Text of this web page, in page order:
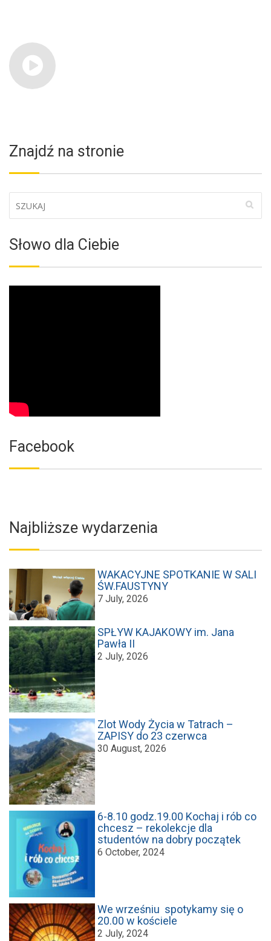
Znajdź na stronie
Słowo dla Ciebie
Facebook
Najbliższe wydarzenia
WAKACYJNE SPOTKANIE W SALI
ŚW.FAUSTYNY
7 July, 2026
SPŁYW KAJAKOWY im. Jana
Pawła II
2 July, 2026
Zlot Wody Życia w Tatrach –
ZAPISY do 23 czerwca
30 August, 2026
6-8.10 godz.19.00 Kochaj i rób co
chcesz – rekolekcje dla
studentów na dobry początek
6 October, 2024
We wrześniu spotykamy się o
20.00 w kościele
2 July, 2024